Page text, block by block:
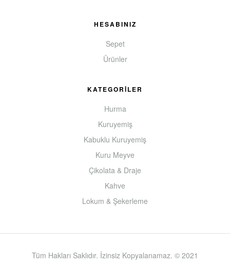
HESABINIZ
Sepet
Ürünler
KATEGORİLER
Hurma
Kuruyemiş
Kabuklu Kuruyemiş
Kuru Meyve
Çikolata & Draje
Kahve
Lokum & Şekerleme
Tüm Hakları Saklıdır. İzinsiz Kopyalanamaz. © 2021